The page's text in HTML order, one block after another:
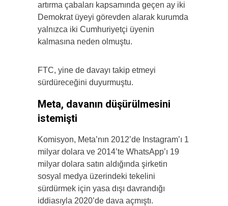
artırma çabaları kapsamında geçen ay iki
Demokrat üyeyi görevden alarak kurumda
yalnızca iki Cumhuriyetçi üyenin
kalmasına neden olmuştu.
FTC, yine de davayı takip etmeyi
sürdüreceğini duyurmuştu.
Meta, davanın düşürülmesini
istemişti
Komisyon, Meta’nın 2012’de Instagram’ı 1
milyar dolara ve 2014’te WhatsApp’ı 19
milyar dolara satın aldığında şirketin
sosyal medya üzerindeki tekelini
sürdürmek için yasa dışı davrandığı
iddiasıyla 2020’de dava açmıştı.